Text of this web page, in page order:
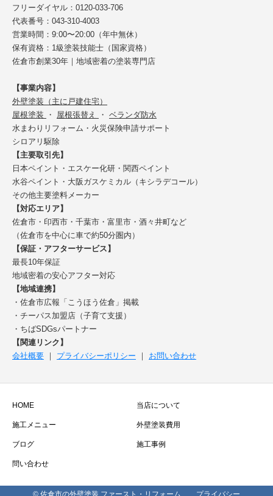
フリーダイヤル：0120-033-706
代表番号：043-310-4003
営業時間：9:00〜20:00（年中無休）
保有資格：1級塗装技能士（国家資格）
佐倉市創業30年｜地域密着の塗装専門店
【事業内容】
外壁塗装（主に戸建住宅）
屋根塗装
・ 屋根張替え ・ ベランダ防水
水まわりリフォーム・火災保険申請サポート
シロアリ駆除
【主要取引先】
日本ペイント・エスケー化研・関西ペイント
水谷ペイント・大阪ガスケミカル（キシラデコール）
その他主要塗料メーカー
【対応エリア】
佐倉市・印西市・千葉市・富里市・酒々井町など
（佐倉市を中心に車で約50分圏内）
【保証・アフターサービス】
最長10年保証
地域密着の安心アフター対応
【地域連携】
・佐倉市広報「こうほう佐倉」掲載
・チーパス加盟店（子育て支援）
・ちばSDGsパートナー
【関連リンク】
会社概要 ｜ プライバシーポリシー ｜ お問い合わせ
HOME 当店について
施工メニュー 外壁塗装費用
ブログ 施工事例
問い合わせ
© 佐倉市の外壁塗装 ファースト・リフォーム プライバシー